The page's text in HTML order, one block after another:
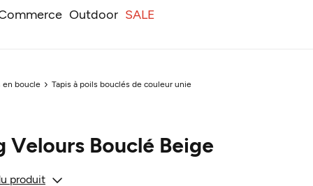
Outdoor SALE
en boucle Tapis à poils bouclés de couleur unie
Velours Bouclé Beige
produit